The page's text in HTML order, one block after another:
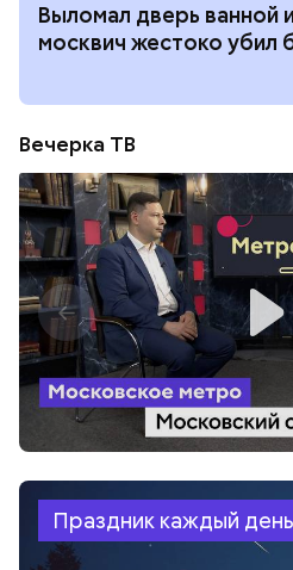
Выломал дверь ванной
москвич жестоко убил
Вечерка ТВ
Праздник каждый день